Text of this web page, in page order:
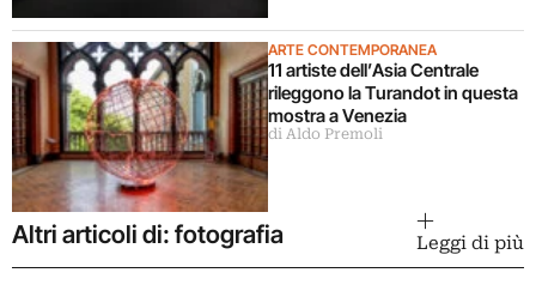
ARTE CONTEMPORANEA
11 artiste dell’Asia Centrale
rileggono la Turandot in questa
mostra a Venezia
di Aldo Premoli
Altri articoli di: fotografia Leggi di più